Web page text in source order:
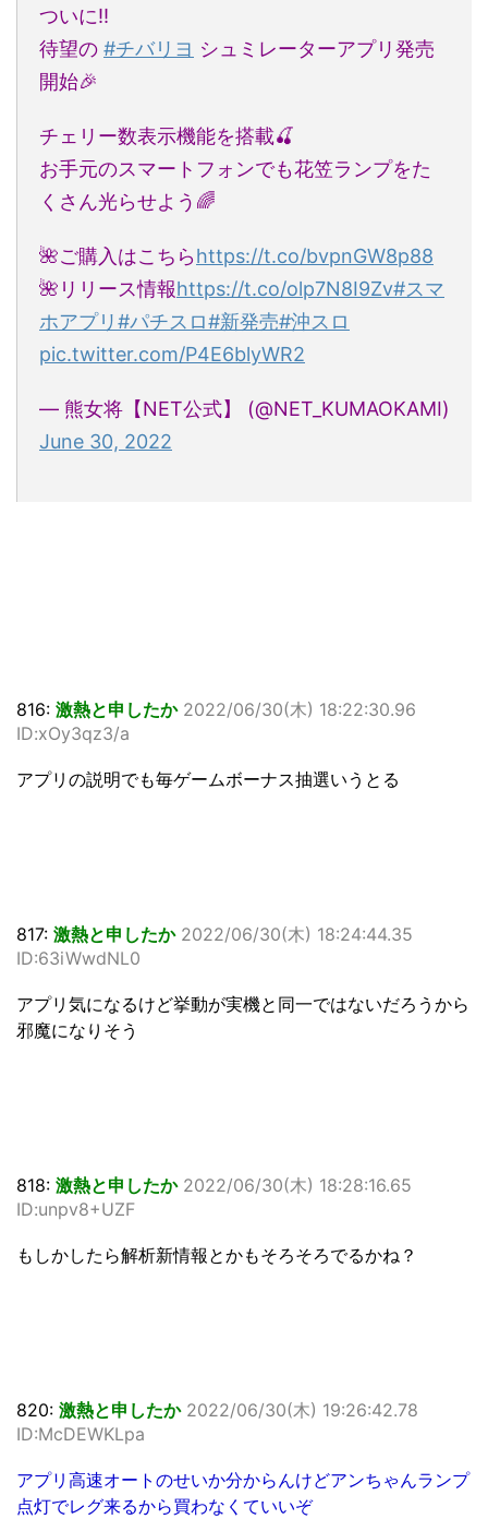
ついに‼
待望の #チバリヨ シュミレーターアプリ発売
開始🎉
チェリー数表示機能を搭載🍒
お手元のスマートフォンでも花笠ランプをた
くさん光らせよう🌈
🌺ご購入はこちらhttps://t.co/bvpnGW8p88
🌺リリース情報https://t.co/olp7N8I9Zv#スマ
ホアプリ#パチスロ#新発売#沖スロ
pic.twitter.com/P4E6blyWR2
— 熊女将【NET公式】 (@NET_KUMAOKAMI)
June 30, 2022
816: 激熱と申したか 2022/06/30(木) 18:22:30.96
ID:xOy3qz3/a
アプリの説明でも毎ゲームボーナス抽選いうとる
817: 激熱と申したか 2022/06/30(木) 18:24:44.35
ID:63iWwdNL0
アプリ気になるけど挙動が実機と同一ではないだろうから
邪魔になりそう
818: 激熱と申したか 2022/06/30(木) 18:28:16.65
ID:unpv8+UZF
もしかしたら解析新情報とかもそろそろでるかね？
820: 激熱と申したか 2022/06/30(木) 19:26:42.78
ID:McDEWKLpa
アプリ高速オートのせいか分からんけどアンちゃんランプ
点灯でレグ来るから買わなくていいぞ